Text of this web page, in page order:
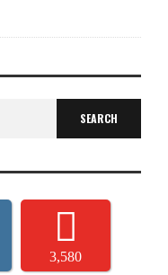
3,580